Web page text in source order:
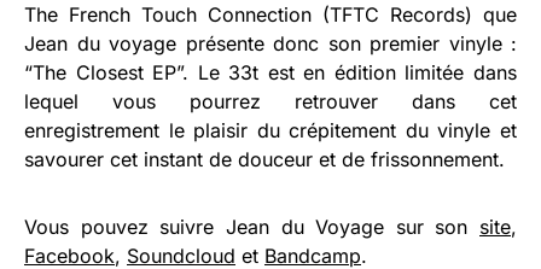
The French Touch Connection (TFTC Records) que
Jean du voyage présente donc son premier vinyle :
“The Closest EP”. Le 33t est en édition limitée dans
lequel vous pourrez retrouver dans cet
enregistrement le plaisir du crépitement du vinyle et
savourer cet instant de douceur et de frissonnement.
Vous pouvez suivre Jean du Voyage sur son site,
Facebook, Soundcloud et Bandcamp.